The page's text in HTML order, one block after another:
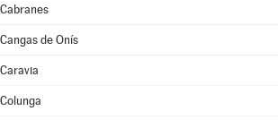
Cabranes
Cangas de Onís
Caravia
Colunga